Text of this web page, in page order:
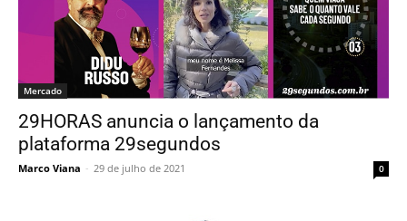
Mercado
29HORAS anuncia o lançamento da
plataforma 29segundos
Marco Viana - 29 de julho de 2021 0